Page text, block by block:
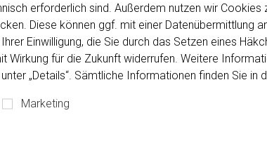
erforderlich sind. Außerdem nutzen wir Cookies
Diese können ggf. mit einer Datenübermittlung
Einwilligung, die Sie durch das Setzen eines
Wirkung für die Zukunft widerrufen. Weitere
„Details“. Sämtliche Informationen finden Sie in
Marketing
2. Dezember 2026
Werterhalt von